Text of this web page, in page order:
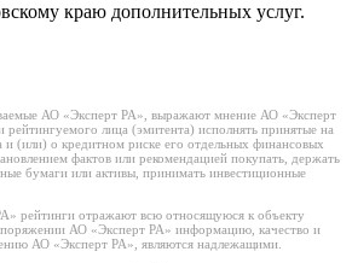
краю дополнительных услуг.
АО «Эксперт РА», выражают мнение АО «Эксперт
рейтингуемого лица (эмитента) исполнять принятые на
и (или) о кредитном риске его отдельных финансовых
фактов или рекомендацией покупать, держать
бумаги или активы, принимать инвестиционные
рейтинги отражают всю относящуюся к объекту
АО «Эксперт РА» информацию, качество и
АО «Эксперт РА», являются надлежащими.